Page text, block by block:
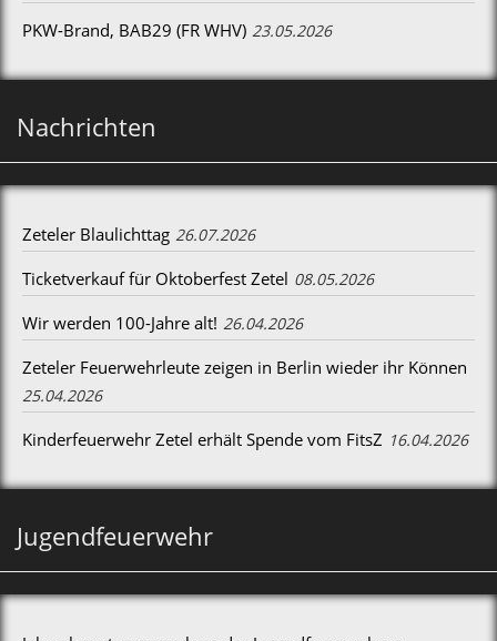
PKW-Brand, BAB29 (FR WHV) 23.05.2026
Nachrichten
Zeteler Blaulichttag 26.07.2026
Ticketverkauf für Oktoberfest Zetel 08.05.2026
Wir werden 100-Jahre alt! 26.04.2026
Zeteler Feuerwehrleute zeigen in Berlin wieder ihr Können
25.04.2026
Kinderfeuerwehr Zetel erhält Spende vom FitsZ 16.04.2026
Jugendfeuerwehr